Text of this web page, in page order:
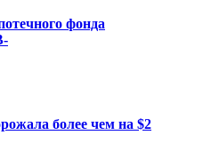
фонда
более чем на $2